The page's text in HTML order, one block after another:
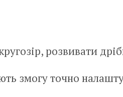
розвивати
змогу точно